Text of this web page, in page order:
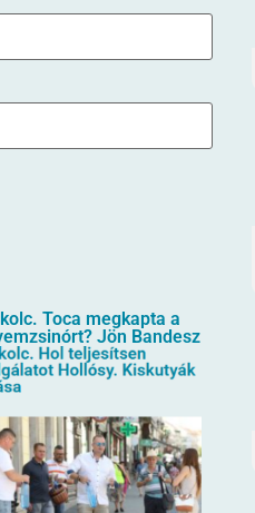
Toca megkapta a
Jön Bandesz